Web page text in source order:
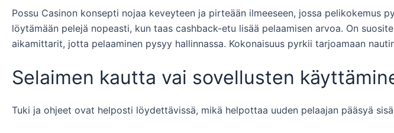
Possu Casinon konsepti nojaa keveyteen ja pirteään ilmeeseen, jossa
löytämään pelejä nopeasti, kun taas cashback-etu lisää pelaamisen arvoa. On
aikamittarit, jotta pelaaminen pysyy hallinnassa. Kokonaisuus pyrkii tarjoamaan
Selaimen kautta vai sovellusten
Tuki ja ohjeet ovat helposti löydettävissä, mikä helpottaa uuden pelaajan pääsyä